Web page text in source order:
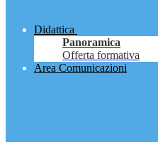
Didattica
Panoramica
Offerta formativa
Area Comunicazioni